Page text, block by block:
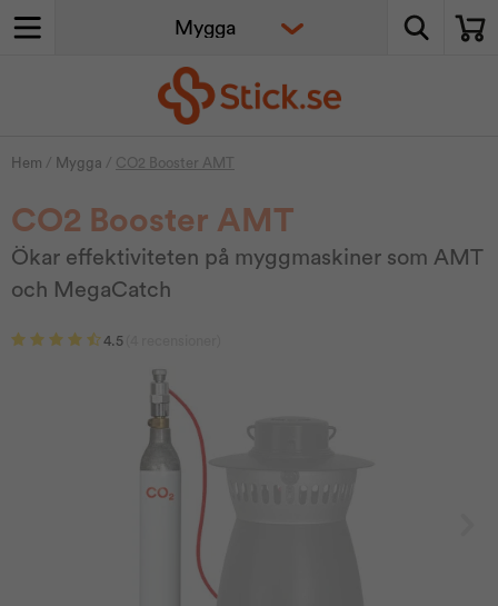
Hem / Mygga / CO2 Booster AMT
CO2 Booster AMT
Ökar effektiviteten på myggmaskiner som AMT
och MegaCatch
4.5